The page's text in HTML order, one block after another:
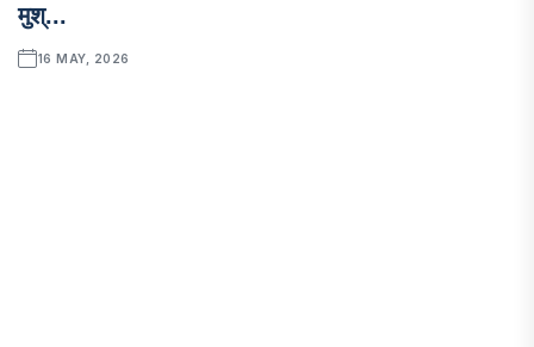
मुश्...
16 MAY, 2026